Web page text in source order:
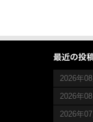
2026年
2026年
2026年